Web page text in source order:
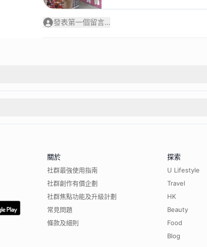
發表第一個留言...
關於
社群最強使用指南
社群創作有價企劃
社群焦點功能及升級計劃
常見問題
條款及細則
探索
U Lifestyle
Travel
HK
Beauty
Food
Blog